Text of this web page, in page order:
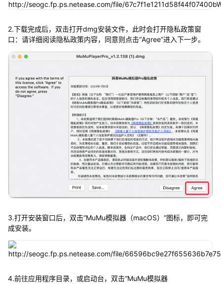
2.下载完成后，双击打开dmg安装文件，此时会打开隐私政策窗
口：请详细阅读隐私政策内容，同意则点击“Agree”进入下一步。
3.打开安装窗口后，双击“MuMu模拟器（macOS）”图标，即可完
成安装。
4.前往应用程序目录，或启动台，双击“MuMu模拟器